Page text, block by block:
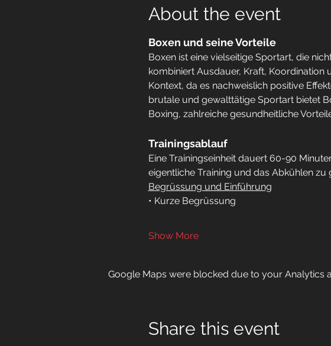
About the event
Boxen und seine Vorteile
Boxen ist eine vielseitige Sportart, die
kombiniert Ausdauer, Kraft, Koordination
Kontext, da es nachweislich positive
brutale und gewalttätige Sportart bietet
Boxing, zahlreiche gesundheitliche
Trainingsablauf
Eine Trainingseinheit dauert 60-90
eigentliche Training und das Abkühlen zu
Begrüssung und Einführung
• Kurze Begrüssung
Show More
Google Maps were blocked due to your Analytics
Share this event